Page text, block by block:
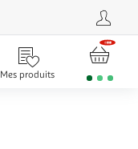
Mes produits